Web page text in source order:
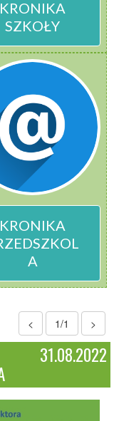
KRONIKA
SZKOŁY
KRONIKA
A
< 1/1 >
31.08.2022